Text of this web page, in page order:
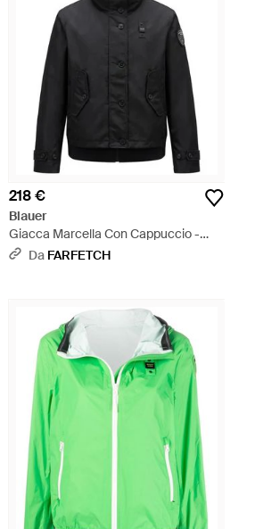
218 €
Blauer
Giacca Marcella Con Cappuccio -
NeroDa FARFETCH